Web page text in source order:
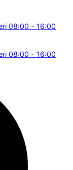
08:00 - 16:00
08:00 - 16:00